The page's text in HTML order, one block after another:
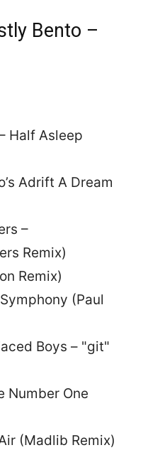
Bento –
Half Asleep
Adrift A Dream
–
Remix)
Remix)
(Paul
Boys – "git"
Number One
(Madlib Remix)